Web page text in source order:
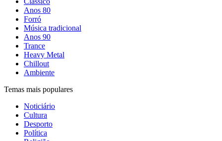
Anos 80
Forró
Música tradicional
Anos 90
Trance
Heavy Metal
Chillout
Ambiente
Temas mais populares
Noticiário
Cultura
Desporto
Política